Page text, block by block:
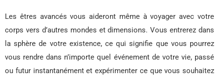
Les êtres avancés vous aideront même à voyager avec votre
corps vers d’autres mondes et dimensions. Vous entrerez dans
la sphère de votre existence, ce qui signifie que vous pourrez
vous rendre dans n’importe quel événement de votre vie, passé
ou futur instantanément et expérimenter ce que vous souhaitez